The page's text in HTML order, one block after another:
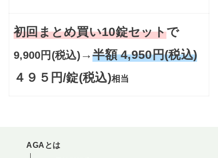
初回まとめ買い10錠セットで
9,900円(税込)→半額 4,950円(税込)
４９５円/錠(税込)相当
AGAとは